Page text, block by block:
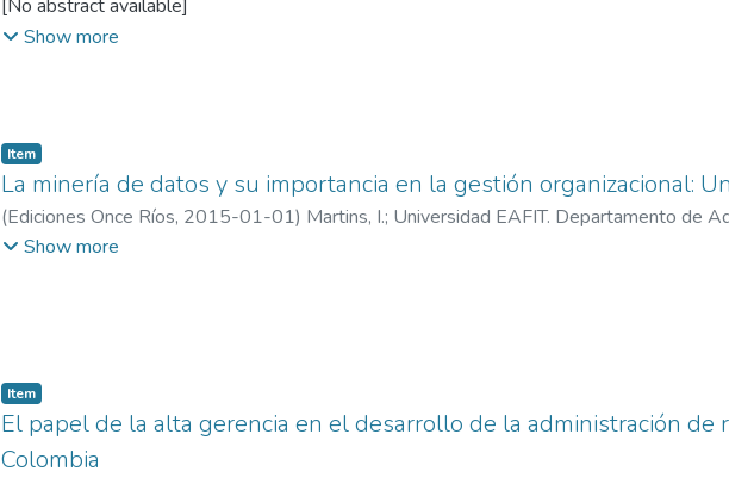
Información y Gestión
[No abstract available]
Show more
Item
La minería de datos y su importancia en la gestión organizacional:
(Ediciones Once Ríos, 2015-01-01) Martins, I.; Universidad EAFIT. Departamento de
Gestión
Show more
Item
El papel de la alta gerencia en el desarrollo de la administración de
Colombia